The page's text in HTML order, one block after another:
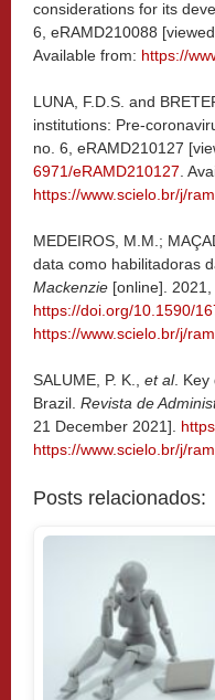
considerations for its
6, eRAMD210088
Available from: https://
LUNA, F.D.S. and
institutions: Pre-
no. 6, eRAMD210127
6971/eRAMD210127 .
https://www.scielo.br/j/
MEDEIROS, M.M.;
data como habilitadoras
Mackenzie [online].
https://doi.org/10.1590/
https://www.scielo.br/j/
SALUME, P. K., et al. Key
Brazil. Revista de
21 December 2021].
https://www.scielo.br/j/
Posts relacionados: